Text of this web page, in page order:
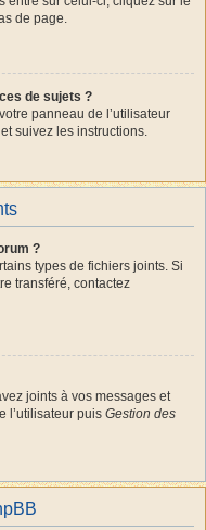
de page.
de sujets ?
panneau de l’utilisateur
suivez les instructions.
?
types de fichiers joints. Si
transféré, contactez
joints à vos messages et
l’utilisateur puis Gestion des